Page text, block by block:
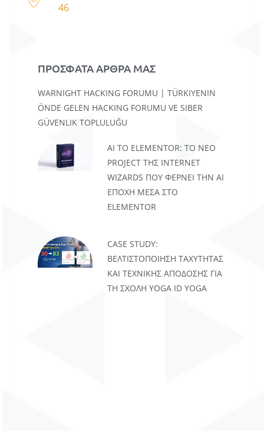
46
ΠΡΟΣΦΑΤΑ ΑΡΘΡΑ ΜΑΣ
WARNIGHT HACKING FORUMU | TÜRKIYENIN
ÖNDE GELEN HACKING FORUMU VE SIBER
GÜVENLIK TOPLULUĞU
AI TO ELEMENTOR: ΤΟ ΝΈΟ
PROJECT ΤΗΣ INTERNET
WIZARDS ΠΟΥ ΦΈΡΝΕΙ ΤΗΝ AI
ΕΠΟΧΉ ΜΈΣΑ ΣΤΟ
ELEMENTOR
CASE STUDY:
ΒΕΛΤΙΣΤΟΠΟΊΗΣΗ ΤΑΧΎΤΗΤΑΣ
ΚΑΙ ΤΕΧΝΙΚΉΣ ΑΠΌΔΟΣΗΣ ΓΙΑ
ΤΗ ΣΧΟΛΉ YOGA ID YOGA